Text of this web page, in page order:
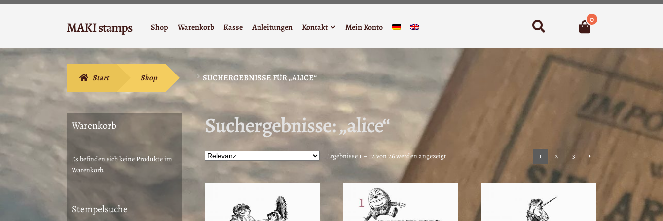
Zur
Navigation
springen
Zum
Inhalt
springen
MAKI stamps Shop Warenkorb Kasse Anleitungen Kontakt Mein Konto Suchen 0
Start Shop SUCHERGEBNISSE FÜR „ALICE“
Suchergebnisse: „alice“
Ergebnisse 1 – 12 von 26 werden angezeigt 1 2 3
Warenkorb
Es befinden sich keine Produkte im
Warenkorb.
Stempelsuche